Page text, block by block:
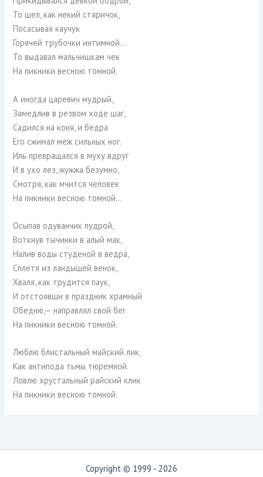
То шел, как некий старичок,
Посасывая каучук
Горячей трубочки интимной…
То выдавал мальчишкам чек
На пикники весною томной.
А иногда царевич мудрый,
Замедлив в резвом ходе шаг,
Садился на коня, и бедра
Его сжимал меж сильных ног.
Иль превращался в муху вдруг
И в ухо лез, жужжа безумно,
Смотря, как мчится человек
На пикники весною томной…
Осыпав одуванчик пудрой,
Воткнув тычинки в алый мак,
Налив воды студеной в вёдра,
Сплетя из ландышей венок,
Хваля, как трудится паук,
И отстоявши в праздник храмный
Обедню,— направлял свой бег
На пикники весною томной.
Люблю блистальный майский лик,
Как антипода тьмы тюремной.
Ловлю хрустальный райский клик
На пикники весною томной.
Copyright © 1999 - 2026